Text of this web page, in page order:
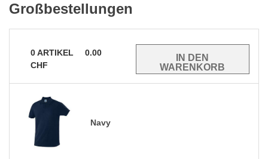
Großbestellungen
0ARTIKEL
0.00
CHF
Navy